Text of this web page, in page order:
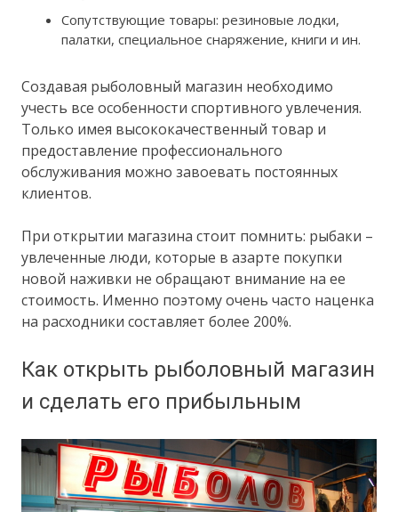
Сопутствующие товары: резиновые лодки,
палатки, специальное снаряжение, книги и ин.
Создавая рыболовный магазин необходимо
учесть все особенности спортивного увлечения.
Только имея высококачественный товар и
предоставление профессионального
обслуживания можно завоевать постоянных
клиентов.
При открытии магазина стоит помнить: рыбаки –
увлеченные люди, которые в азарте покупки
новой наживки не обращают внимание на ее
стоимость. Именно поэтому очень часто наценка
на расходники составляет более 200%.
Как открыть рыболовный магазин
и сделать его прибыльным